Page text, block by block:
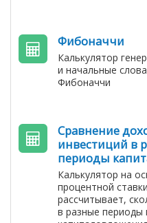
Фибоначчи
Калькулятор
и начальные
Фибоначчи
Сравнение
инвестиций в
периоды
Калькулятор на
процентной
рассчитывает,
в разные периоды